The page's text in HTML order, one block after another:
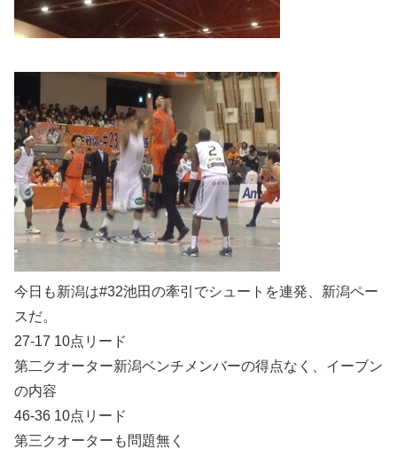
今日も新潟は#32池田の牽引でシュートを連発、新潟ペー
スだ。
27-17 10点リード
第二クオーター新潟ベンチメンバーの得点なく、イーブン
の内容
46-36 10点リード
第三クオーターも問題無く